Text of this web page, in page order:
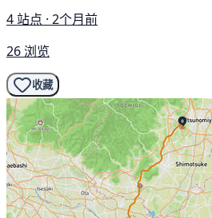
4 站点 · 2个月前
26 浏览
收藏